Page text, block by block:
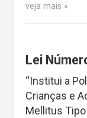
veja mais
Lei
“Institui a
Crianças e
Mellitus